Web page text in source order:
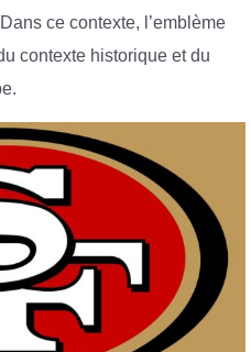
ce contexte, l’emblème
contexte historique et du